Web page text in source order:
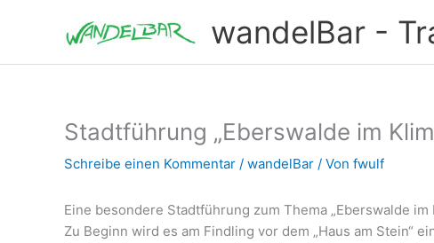
wandelBar -
Stadtführung „Eberswalde im
Schreibe einen Kommentar / wandelBar / Von fwulf
Eine besondere Stadtführung zum Thema „Eberswalde
Zu Beginn wird es am Findling vor dem „Haus am Stein“